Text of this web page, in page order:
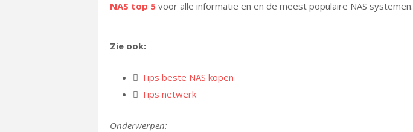
NAS top 5 voor alle informatie en en de meest populaire NAS systemen.
Zie ook:
Tips beste NAS kopen
Tips netwerk
Onderwerpen: